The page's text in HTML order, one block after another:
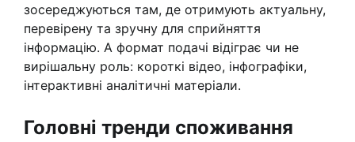
зосереджуються там, де отримують актуальну,
перевірену та зручну для сприйняття
інформацію. А формат подачі відіграє чи не
вирішальну роль: короткі відео, інфографіки,
інтерактивні аналітичні матеріали.
Головні тренди споживання